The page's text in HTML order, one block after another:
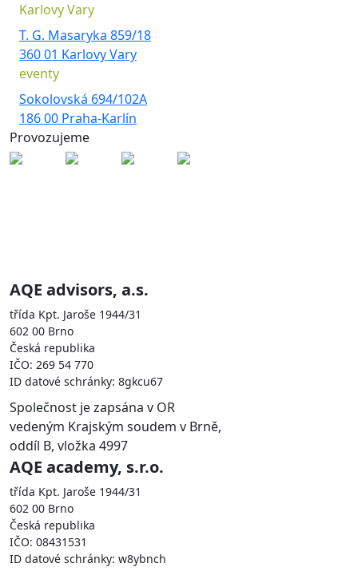
Karlovy Vary
T. G. Masaryka 859/18
360 01 Karlovy Vary
eventy
Sokolovská 694/102A
186 00 Praha-Karlín
Provozujeme
AQE advisors, a.s.
třída Kpt. Jaroše 1944/31
602 00 Brno
Česká republika
IČO: 269 54 770
ID datové schránky: 8gkcu67
Společnost je zapsána v OR
vedeným Krajským soudem v Brně,
oddíl B, vložka 4997
AQE academy, s.r.o.
třída Kpt. Jaroše 1944/31
602 00 Brno
Česká republika
IČO: 08431531
ID datové schránky: w8ybnch